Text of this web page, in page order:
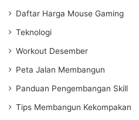
Daftar Harga Mouse Gaming
Teknologi
Workout Desember
Peta Jalan Membangun
Panduan Pengembangan Skill
Tips Membangun Kekompakan